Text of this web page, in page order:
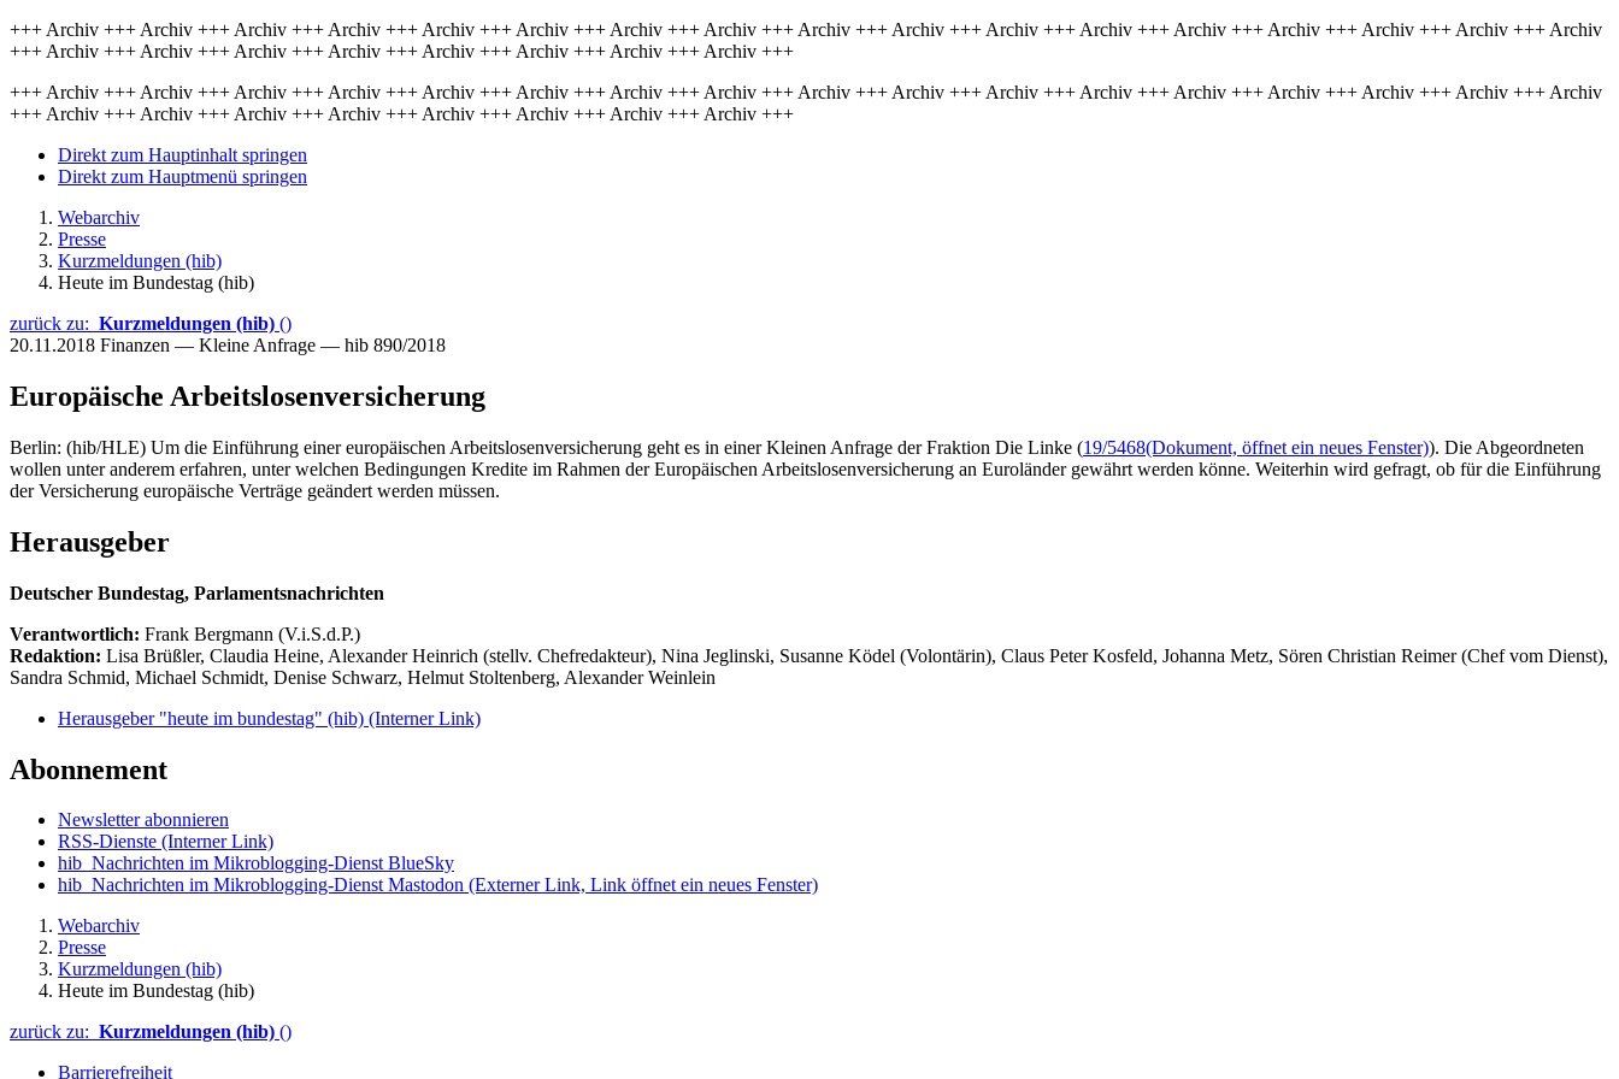
+++ Archiv +++ Archiv +++ Archiv +++ Archiv +++ Archiv +++ Archiv +++ Archiv +++ Archiv +++ Archiv +++ Archiv +++ Archiv +++ Archiv +++ Archiv +++ Archiv +++ Archiv +++ Archiv +++ Archiv
+++ Archiv +++ Archiv +++ Archiv +++ Archiv +++ Archiv +++ Archiv +++ Archiv +++ Archiv +++
+++ Archiv +++ Archiv +++ Archiv +++ Archiv +++ Archiv +++ Archiv +++ Archiv +++ Archiv +++ Archiv +++ Archiv +++ Archiv +++ Archiv +++ Archiv +++ Archiv +++ Archiv +++ Archiv +++ Archiv
+++ Archiv +++ Archiv +++ Archiv +++ Archiv +++ Archiv +++ Archiv +++ Archiv +++ Archiv +++
Direkt zum Hauptinhalt springen
Direkt zum Hauptmenü springen
Webarchiv
Presse
Kurzmeldungen (hib)
Heute im Bundestag (hib)
zurück zu: Kurzmeldungen (hib) ()
20.11.2018 Finanzen — Kleine Anfrage — hib 890/2018
Europäische Arbeitslosenversicherung
Berlin: (hib/HLE) Um die Einführung einer europäischen Arbeitslosenversicherung geht es in einer Kleinen Anfrage der Fraktion Die Linke (19/5468(Dokument, öffnet ein neues Fenster)). Die Abgeordneten
wollen unter anderem erfahren, unter welchen Bedingungen Kredite im Rahmen der Europäischen Arbeitslosenversicherung an Euroländer gewährt werden könne. Weiterhin wird gefragt, ob für die Einführung
der Versicherung europäische Verträge geändert werden müssen.
Herausgeber
Deutscher Bundestag, Parlamentsnachrichten
Verantwortlich: Frank Bergmann (V.i.S.d.P.)
Redaktion: Lisa Brüßler, Claudia Heine, Alexander Heinrich (stellv. Chefredakteur), Nina Jeglinski, Susanne Ködel (Volontärin), Claus Peter Kosfeld, Johanna Metz, Sören Christian Reimer (Chef vom Dienst),
Sandra Schmid, Michael Schmidt, Denise Schwarz, Helmut Stoltenberg, Alexander Weinlein
Herausgeber "heute im bundestag" (hib) (Interner Link)
Abonnement
Newsletter abonnieren
RSS-Dienste (Interner Link)
hib_Nachrichten im Mikroblogging-Dienst BlueSky
hib_Nachrichten im Mikroblogging-Dienst Mastodon (Externer Link, Link öffnet ein neues Fenster)
Webarchiv
Presse
Kurzmeldungen (hib)
Heute im Bundestag (hib)
zurück zu: Kurzmeldungen (hib) ()
Barrierefreiheit